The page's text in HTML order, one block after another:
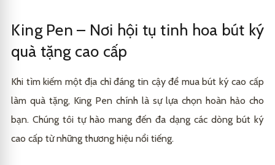
King Pen – Nơi hội tụ tinh hoa bút ký
quà tặng cao cấp
Khi tìm kiếm một địa chỉ đáng tin cậy để mua bút ký cao cấp
làm quà tặng, King Pen chính là sự lựa chọn hoàn hảo cho
bạn. Chúng tôi tự hào mang đến đa dạng các dòng bút ký
cao cấp từ những thương hiệu nổi tiếng.